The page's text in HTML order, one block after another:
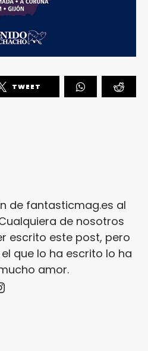
TWEET
de fantasticmag.es al
de nosotros
escrito este post, pero
que lo ha escrito lo ha
amor.